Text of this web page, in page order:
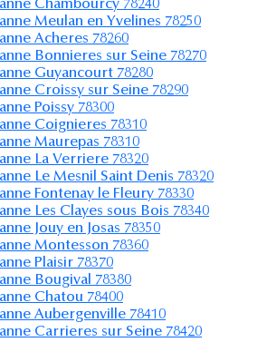
Chambourcy 78240
Meulan en Yvelines 78250
Acheres 78260
Bonnieres sur Seine 78270
Guyancourt 78280
Croissy sur Seine 78290
Poissy 78300
Coignieres 78310
Maurepas 78310
La Verriere 78320
Le Mesnil Saint Denis 78320
Fontenay le Fleury 78330
Les Clayes sous Bois 78340
Jouy en Josas 78350
Montesson 78360
Plaisir 78370
Bougival 78380
Chatou 78400
Aubergenville 78410
Carrieres sur Seine 78420